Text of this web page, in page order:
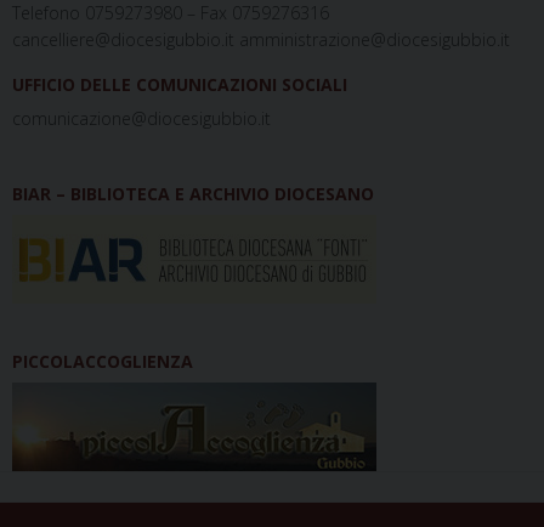
Telefono 0759273980 – Fax 0759276316
cancelliere@diocesigubbio.it amministrazione@diocesigubbio.it
UFFICIO DELLE COMUNICAZIONI SOCIALI
comunicazione@diocesigubbio.it
BIAR – BIBLIOTECA E ARCHIVIO DIOCESANO
PICCOLACCOGLIENZA